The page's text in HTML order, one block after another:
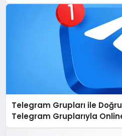
Telegram Grupları ile
Telegram Gruplarıyla